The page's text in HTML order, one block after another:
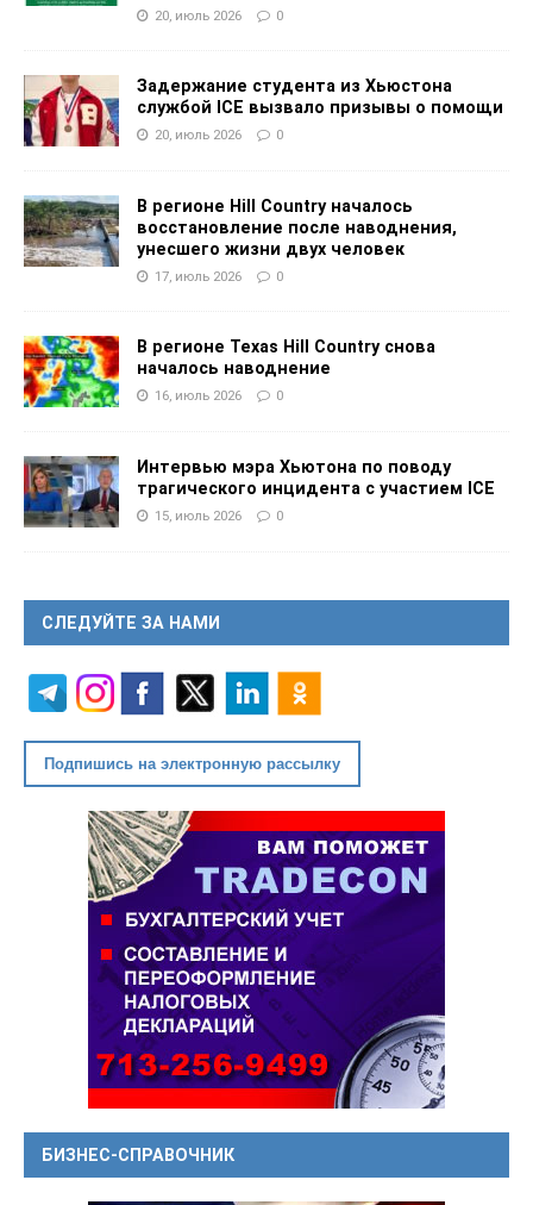
20, июль 2026 0
Задержание студента из Хьюстона
службой ICE вызвало призывы о помощи
20, июль 2026 0
В регионе Hill Country началось
восстановление после наводнения,
унесшего жизни двух человек
17, июль 2026 0
В регионе Texas Hill Country снова
началось наводнение
16, июль 2026 0
Интервью мэра Хьютона по поводу
трагического инцидента с участием ICE
15, июль 2026 0
СЛЕДУЙТЕ ЗА НАМИ
Подпишись на электронную рассылку
БИЗНЕС-СПРАВОЧНИК